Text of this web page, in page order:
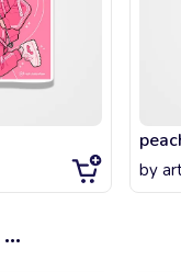
by
...